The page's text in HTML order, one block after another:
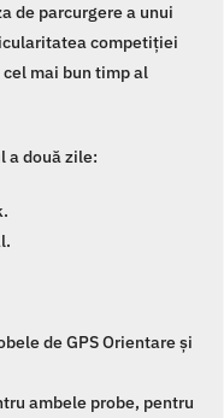
de parcurgere a unui
competiției
mai bun timp al
a două zile:
de GPS Orientare și
ambele probe, pentru